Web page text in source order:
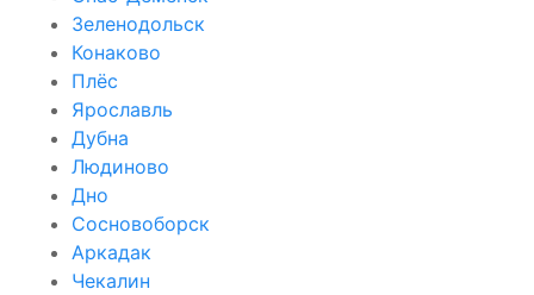
Зеленодольск
Конаково
Плёс
Ярославль
Дубна
Людиново
Дно
Сосновоборск
Аркадак
Чекалин